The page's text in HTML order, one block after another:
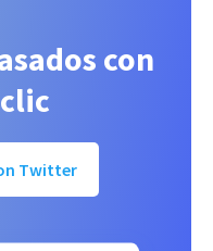
con
Twitter